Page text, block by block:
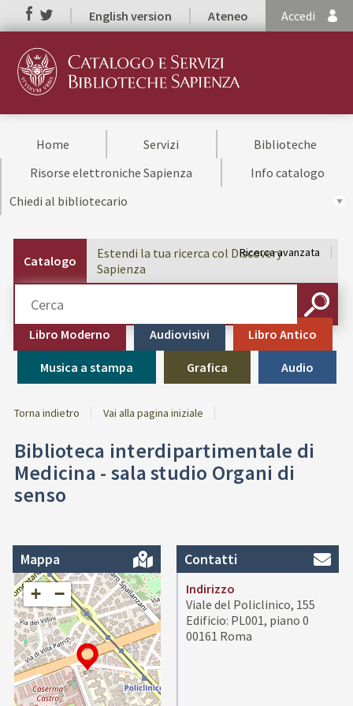
English version Ateneo Accedi
Home Servizi
Biblioteche
Risorse elettroniche Sapienza
Info catalogo
Chiedi al bibliotecario
Catalogo
Estendi la tua ricerca col Discovery
Sapienza
Libro Moderno Audiovisivi Libro Antico
Musica a stampa Grafica Audio
Ricerca avanzata
CERCA
Torna indietro Vai alla pagina iniziale
Biblioteca interdipartimentale di
Medicina - sala studio Organi di
senso
Mappa
+ −
Contatti
Indirizzo
Viale del Policlinico, 155
Edificio: PL001, piano 0
00161 Roma